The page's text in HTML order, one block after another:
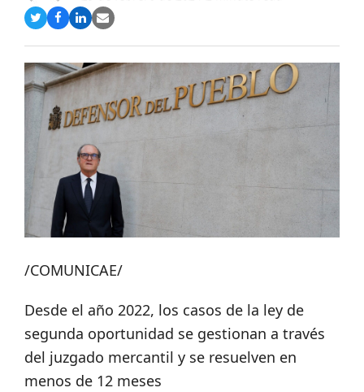
Compartir
Twitter
Compartir
Facebook
Compartir
LinkedIn
Share
Email
/COMUNICAE/
Desde el año 2022, los casos de la ley de
segunda oportunidad se gestionan a través
del juzgado mercantil y se resuelven en
menos de 12 meses